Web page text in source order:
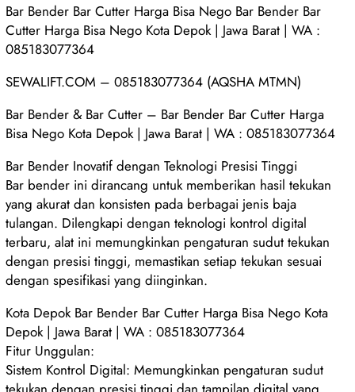
Bar Bender Bar Cutter Harga Bisa Nego Bar Bender Bar
Cutter Harga Bisa Nego Kota Depok | Jawa Barat | WA :
085183077364
SEWALIFT.COM – 085183077364 (AQSHA MTMN)
Bar Bender & Bar Cutter – Bar Bender Bar Cutter Harga
Bisa Nego Kota Depok | Jawa Barat | WA : 085183077364
Bar Bender Inovatif dengan Teknologi Presisi Tinggi
Bar bender ini dirancang untuk memberikan hasil tekukan
yang akurat dan konsisten pada berbagai jenis baja
tulangan. Dilengkapi dengan teknologi kontrol digital
terbaru, alat ini memungkinkan pengaturan sudut tekukan
dengan presisi tinggi, memastikan setiap tekukan sesuai
dengan spesifikasi yang diinginkan.
Kota Depok Bar Bender Bar Cutter Harga Bisa Nego Kota
Depok | Jawa Barat | WA : 085183077364
Fitur Unggulan:
Sistem Kontrol Digital: Memungkinkan pengaturan sudut